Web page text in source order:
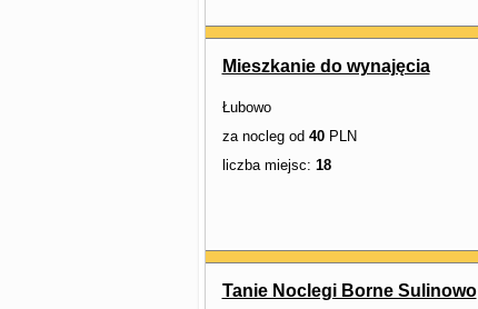
Mieszkanie do wynajęcia
Łubowo
za nocleg od 40PLN
liczba miejsc: 18
Tanie Noclegi Borne Sulinowo